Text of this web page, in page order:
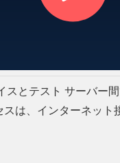
とテスト サーバー
は、インターネット